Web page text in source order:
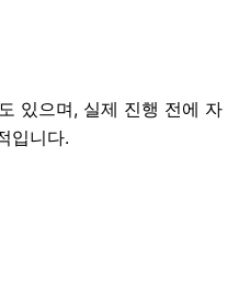
있으며, 실제 진행 전에 자
입니다.